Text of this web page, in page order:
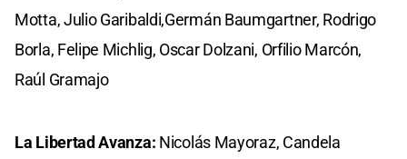
Motta, Julio Garibaldi,Germán Baumgartner, Rodrigo
Borla, Felipe Michlig, Oscar Dolzani, Orfilio Marcón,
Raúl Gramajo
La Libertad Avanza: Nicolás Mayoraz, Candela